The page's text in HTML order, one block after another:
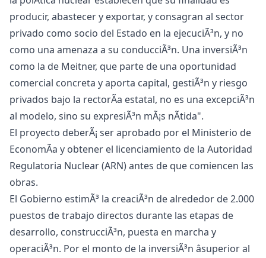
producir, abastecer y exportar, y consagran al sector
privado como socio del Estado en la ejecuciÃ³n, y no
como una amenaza a su conducciÃ³n. Una inversiÃ³n
como la de Meitner, que parte de una oportunidad
comercial concreta y aporta capital, gestiÃ³n y riesgo
privados bajo la rectorÃ­a estatal, no es una excepciÃ³n
al modelo, sino su expresiÃ³n mÃ¡s nÃ­tida".
El proyecto deberÃ¡ ser aprobado por el Ministerio de
EconomÃ­a y obtener el licenciamiento de la Autoridad
Regulatoria Nuclear (ARN) antes de que comiencen las
obras.
El Gobierno estimÃ³ la creaciÃ³n de alrededor de 2.000
puestos de trabajo directos durante las etapas de
desarrollo, construcciÃ³n, puesta en marcha y
operaciÃ³n. Por el monto de la inversiÃ³n âsuperior al